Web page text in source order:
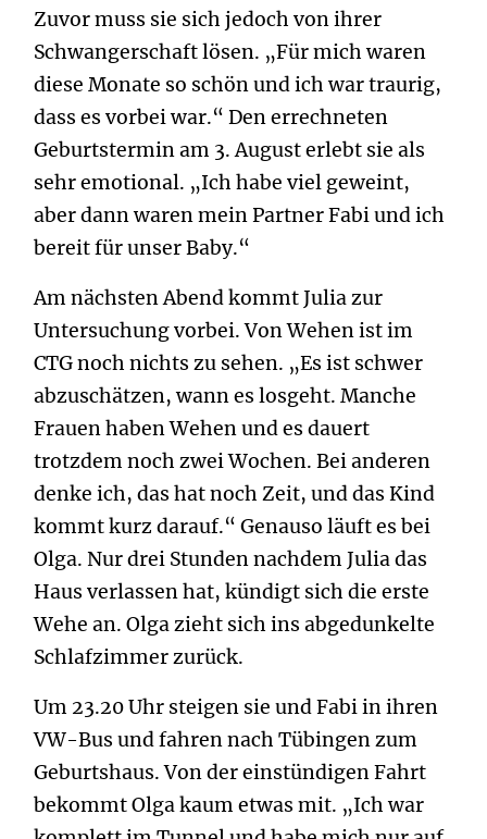
Zuvor muss sie sich jedoch von ihrer
Schwangerschaft lösen. „Für mich waren
diese Monate so schön und ich war traurig,
dass es vorbei war.“ Den errechneten
Geburtstermin am 3. August erlebt sie als
sehr emotional. „Ich habe viel geweint,
aber dann waren mein Partner Fabi und ich
bereit für unser Baby.“
Am nächsten Abend kommt Julia zur
Untersuchung vorbei. Von Wehen ist im
CTG noch nichts zu sehen. „Es ist schwer
abzuschätzen, wann es losgeht. Manche
Frauen haben Wehen und es dauert
trotzdem noch zwei Wochen. Bei anderen
denke ich, das hat noch Zeit, und das Kind
kommt kurz darauf.“ Genauso läuft es bei
Olga. Nur drei Stunden nachdem Julia das
Haus verlassen hat, kündigt sich die erste
Wehe an. Olga zieht sich ins abgedunkelte
Schlafzimmer zurück.
Um 23.20 Uhr steigen sie und Fabi in ihren
VW-Bus und fahren nach Tübingen zum
Geburtshaus. Von der einstündigen Fahrt
bekommt Olga kaum etwas mit. „Ich war